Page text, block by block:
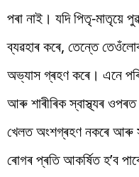
পৰা নাই। যদি পিতৃ-মাতৃয়ে
ব্যৱহাৰ কৰে, তেন্তে
অভ্যাস গ্ৰহণ কৰে। এনে
আৰু শাৰীৰিক স্বাস্থ্যৰ
খেলত অংশগ্ৰহণ নকৰে আৰু
ৰোগৰ প্ৰতি আকৰ্ষিত হ’ব